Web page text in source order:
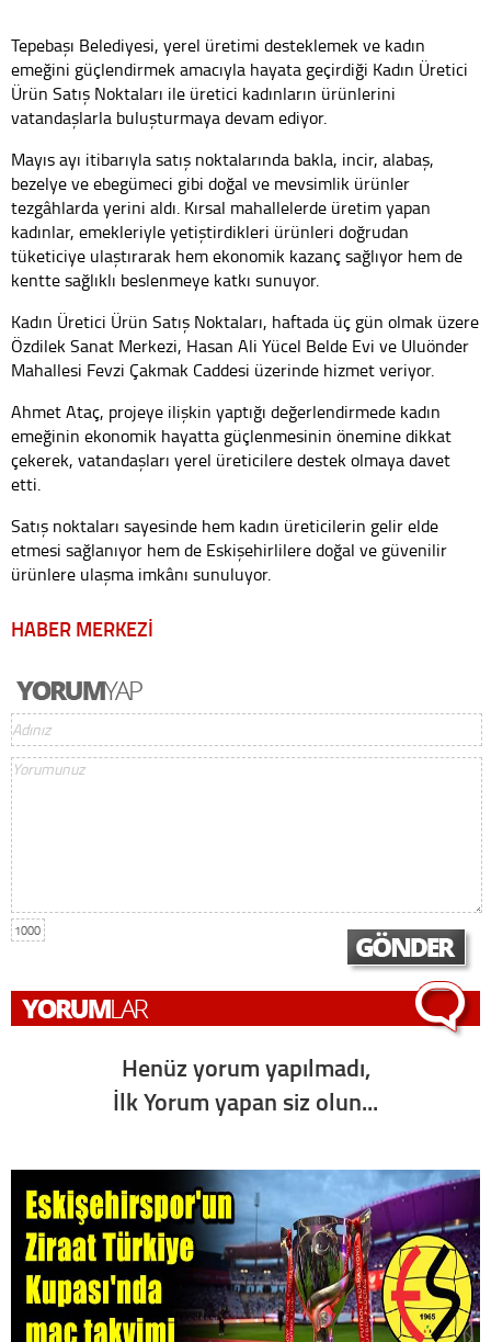
Tepebaşı Belediyesi, yerel üretimi desteklemek ve kadın
emeğini güçlendirmek amacıyla hayata geçirdiği Kadın Üretici
Ürün Satış Noktaları ile üretici kadınların ürünlerini
vatandaşlarla buluşturmaya devam ediyor.
Mayıs ayı itibarıyla satış noktalarında bakla, incir, alabaş,
bezelye ve ebegümeci gibi doğal ve mevsimlik ürünler
tezgâhlarda yerini aldı. Kırsal mahallelerde üretim yapan
kadınlar, emekleriyle yetiştirdikleri ürünleri doğrudan
tüketiciye ulaştırarak hem ekonomik kazanç sağlıyor hem de
kentte sağlıklı beslenmeye katkı sunuyor.
Kadın Üretici Ürün Satış Noktaları, haftada üç gün olmak üzere
Özdilek Sanat Merkezi, Hasan Ali Yücel Belde Evi ve Uluönder
Mahallesi Fevzi Çakmak Caddesi üzerinde hizmet veriyor.
Ahmet Ataç, projeye ilişkin yaptığı değerlendirmede kadın
emeğinin ekonomik hayatta güçlenmesinin önemine dikkat
çekerek, vatandaşları yerel üreticilere destek olmaya davet
etti.
Satış noktaları sayesinde hem kadın üreticilerin gelir elde
etmesi sağlanıyor hem de Eskişehirlilere doğal ve güvenilir
ürünlere ulaşma imkânı sunuluyor.
HABER MERKEZİ
1000
Henüz yorum yapılmadı,
İlk Yorum yapan siz olun...